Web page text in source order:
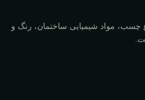
مواد شیمیایی ساختمان، رنگ و